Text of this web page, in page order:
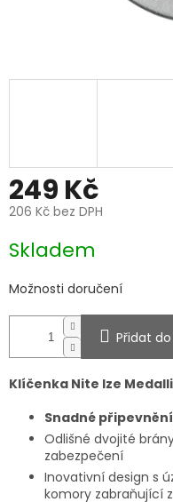
249 Kč
206 Kč bez DPH
cena:
Skladem
Možnosti doručení
Přidat
Klíčenka Nite Ize
Snadné
Odlišné dvojité
zabezpečení
Inovativní design s
komory zabraňující